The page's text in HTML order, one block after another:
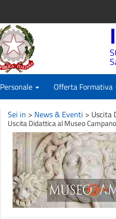
Personale Offerta Formativa
Sei in > News & Eventi > Uscita
Uscita Didattica al Museo